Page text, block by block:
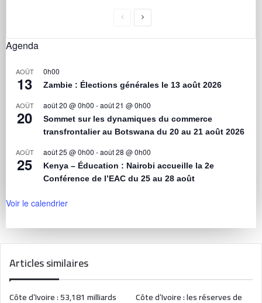
Agenda
AOÛT
13
0h00
Zambie : Élections générales le 13 août 2026
AOÛT
20
août 20 @ 0h00 -août 21 @ 0h00
Sommet sur les dynamiques du commerce
transfrontalier au Botswana du 20 au 21 août 2026
AOÛT
25
août 25 @ 0h00 -août 28 @ 0h00
Kenya – Éducation : Nairobi accueille la 2e
Conférence de l’EAC du 25 au 28 août
Voir le calendrier
Articles similaires
Côte d’Ivoire : 53,181 milliards Côte d’Ivoire : les réserves de